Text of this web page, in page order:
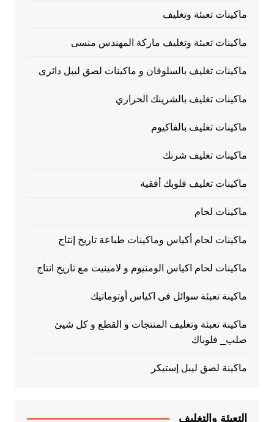
ماكينات تعبئة وتغليف
ماكينات تعبئة وتغليف ماركة المهندس منسى
ماكينات تغليف بالسلوفان و ماكينات لصق ليبل دائرى
ماكينات تغليف بالشرينك الحراري
ماكينات تغليف بالفاكيوم
ماكينات تغليف شرنك
ماكينات تغليف فلوبك أفقية
ماكينات لحام
ماكينات لحام أكياس وماكينات طباعة تاريخ إنتاج
ماكينات لحام اكياس الومنيوم و لامينيت مع تاريخ انتاج
ماكينة تعبئة سوائل فى اكياس أوتوماتيك
ماكينة تعبئة وتغليف المنتجات و القطع و كل شيئ
صلب_ فلوباك
ماكينة لصق ليبل إستيكر
التعبئة والتغليف